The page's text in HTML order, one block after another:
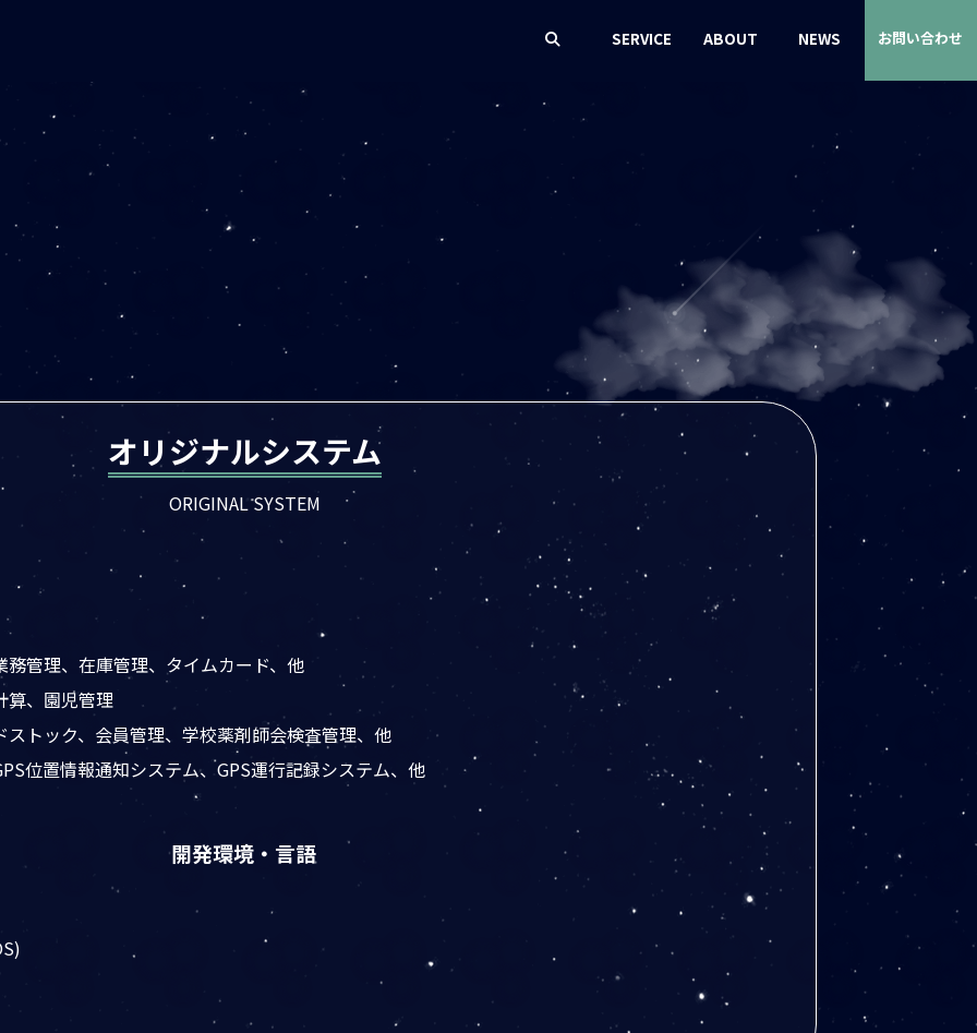
SERVICE ABOUT NEWS お問い合わせ
オリジナルシステム
ORIGINAL SYSTEM
管理、在庫管理、タイムカード、他
算、園児管理
トック、会員管理、学校薬剤師会検査管理、他
位置情報通知システム、GPS運行記録システム、他
開発環境・言語